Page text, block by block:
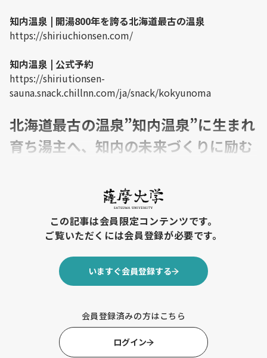
この記事は会員限定コンテンツです。
ご覧いただくには会員登録が必要です。
いますぐ会員登録する
会員登録済みの方はこちら
ログイン
知内温泉 | 開湯800年を誇る北海道最古の温泉
https://shiriuchionsen.com/
知内温泉 | 公式予約
https://shiriutionsen-
sauna.snack.chillnn.com/ja/snack/kokyunoma
北海道最古の温泉”知内温泉”に生まれ
育ち湯主へ、知内の未来づくりに励む
温泉”として800年続く知内温泉の18代目湯主です。人口
は4000人を割り、最も人口が多かった1985年のおよそ半
数まで減少した知内町の未来を見据え、温泉・宿泊業のみ
ならず”知内町の未来づくり”に取り組み、観光協会青年部
社知内商事など精力的に活動しています。
知内温泉で生まれ育った佐藤さんは、幼少期から祖父母を
はないと思っていた。実際に保育園と小学校の文集にも
『温泉を継ぎます』と書いていたという反面、自分の夢は
これしかないという外部的圧力も今考えたら多分にあった